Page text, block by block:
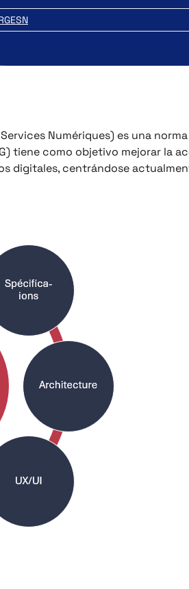
Numériques) es una
tiene como objetivo mejorar la
digitales, centrándose